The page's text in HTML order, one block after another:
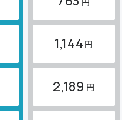
1,144 円
2,189 円